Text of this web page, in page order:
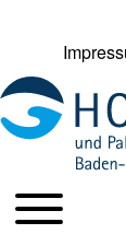
Suche Schließen
User
HPV BW
Toggle main